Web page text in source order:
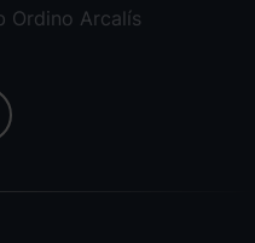
Ordino Arcalís